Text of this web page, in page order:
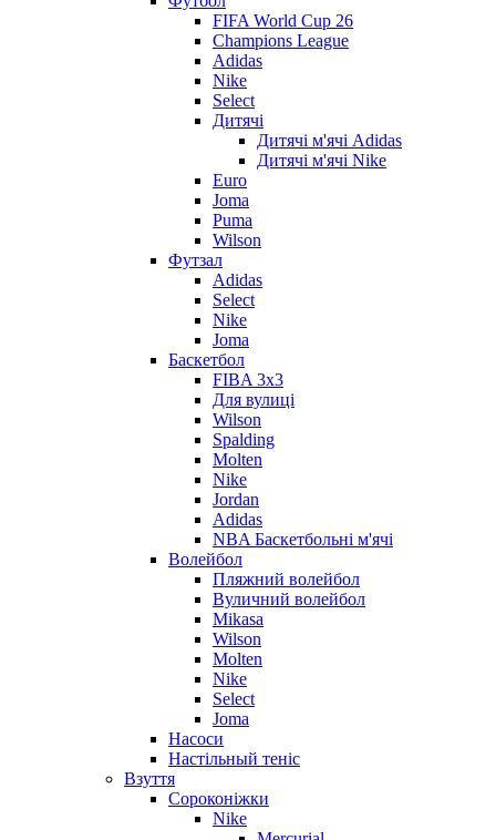
FIFA World Cup 26
Champions League
Adidas
Nike
Select
Дитячі
Дитячі м'ячі Adidas
Дитячі м'ячі Nike
Euro
Joma
Puma
Wilson
Футзал
Adidas
Select
Nike
Joma
Баскетбол
FIBA 3x3
Для вулиці
Wilson
Spalding
Molten
Nike
Jordan
Adidas
NBA Баскетбольні м'ячі
Волейбол
Пляжний волейбол
Вуличний волейбол
Mikasa
Wilson
Molten
Nike
Select
Joma
Насоси
Настільный теніс
Взуття
Сороконіжки
Nike